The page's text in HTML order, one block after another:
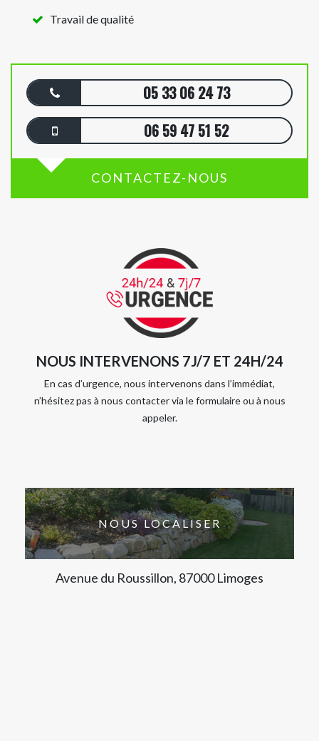
Travail de qualité
05 33 06 24 73
06 59 47 51 52
CONTACTEZ-NOUS
NOUS INTERVENONS 7J/7 ET 24H/24
En cas d’urgence, nous intervenons dans l’immédiat,
n’hésitez pas à nous contacter via le formulaire ou à nous
appeler.
NOUS LOCALISER
Avenue du Roussillon, 87000 Limoges